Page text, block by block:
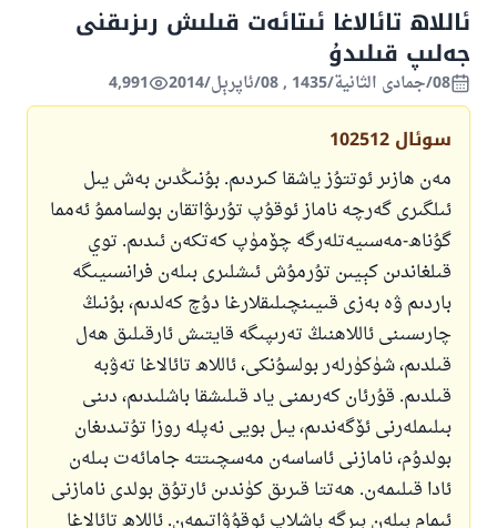
ئاللاھ تائالاغا ئىتائەت قىلىش رىزىقنى
جەلىپ قىلىدۇ
08/جمادى الثانية/1435 , 08/ئاپرېل/2014 4,991
سوئال 102512
مەن ھازىر ئوتتۇز ياشقا كىردىم. بۇنىڭدىن بەش يىل
ئىلگىرى گەرچە ناماز ئوقۇپ تۇرىۋاتقان بولساممۇ ئەمما
گۇناھ-مەسىيەتلەرگە چۆمۈپ كەتكەن ئىدىم. توي
قىلغاندىن كېيىن تۇرمۇش ئىشلىرى بىلەن فرانسىيىگە
باردىم ۋە بەزى قىيىنچىلىقلارغا دۇچ كەلدىم، بۇنىڭ
چارىسىنى ئاللاھنىڭ تەرىپىگە قايتىش ئارقىلىق ھەل
قىلدىم، شۈكۈرلەر بولسۇنكى، ئاللاھ تائالاغا تەۋبە
قىلدىم. قۇرئان كەرىمنى ياد قىلىشقا باشلىدىم، دىنى
بىلىملەرنى ئۆگەندىم، يىل بويى نەپلە روزا تۇتىدىغان
بولدۇم، نامازنى ئاساسەن مەسچىتتە جامائەت بىلەن
ئادا قىلىمەن. ھەتتا قىرىق كۈندىن ئارتۇق بولدى نامازنى
ئىمام بىلەن بىرگە باشلاپ ئوقۇۋاتىمەن. ئاللاھ تائالاغا